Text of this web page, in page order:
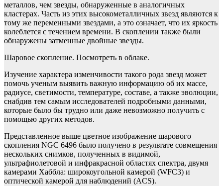
металлов, чем звезды, обнаруженные в аналогичных
кластерах. Часть из этих высокометалличных звезд являются к
тому же переменными звездами, а это означает, что их яркость
колеблется с течением времени. В скоплении также были
обнаружены затменные двойные звезды.
Шаровое скопление. Посмотреть в облаке.
Изучение характера изменчивости такого рода звезд может
помочь ученым выявить важную информацию об их массе,
радиусе, светимости, температуре, составе, а также эволюции,
снабдив тем самым исследователей подробными данными,
которые было бы трудно или даже невозможно получить с
помощью других методов.
Представленное выше цветное изображение шарового
скопления NGC 6496 было получено в результате совмещения
нескольких снимков, полученных в видимой,
ультрафиолетовой и инфракрасной областях спектра, двумя
камерами Хаббла: широкоугольной камерой (WFC3) и
оптической камерой для наблюдений (ACS).